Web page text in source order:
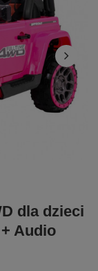
dla dzieci
Audio